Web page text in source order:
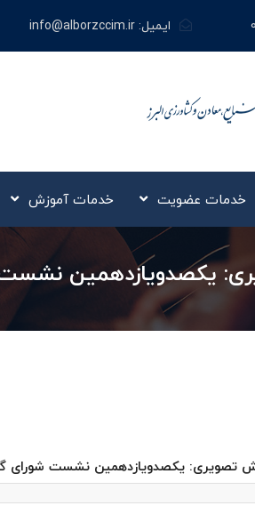
ایمیل:info@alborzccim.ir
خدمات عضویت خدمات آموزش
یکصدویازدهمین
تصویری: یکصدویازدهمین نشست